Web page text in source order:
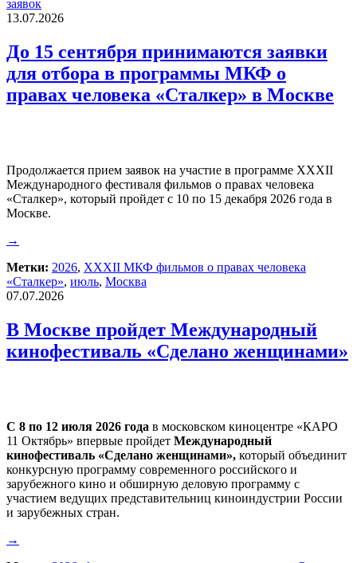
заявок
13.07.2026
До 15 сентября принимаются заявки
для отбора в программы МКФ о
правах человека «Сталкер» в Москве
Продолжается прием заявок на участие в программе XXXII
Международного фестиваля фильмов о правах человека
«Сталкер», который пройдет с 10 по 15 декабря 2026 года в
Москве.
→
Метки: 2026, XXXII МКФ фильмов о правах человека
«Сталкер», июль, Москва
07.07.2026
В Москве пройдет Международный
кинофестиваль «Сделано женщинами»
С 8 по 12 июля 2026 года в московском киноцентре «КАРО
11 Октябрь» впервые пройдет Международный
кинофестиваль «Сделано женщинами», который объединит
конкурсную программу современного российского и
зарубежного кино и обширную деловую программу с
участием ведущих представительниц киноиндустрии России
и зарубежных стран.
→